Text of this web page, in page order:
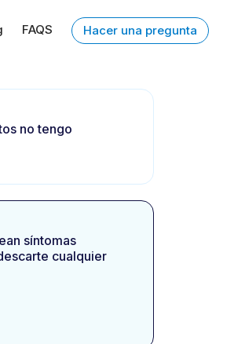
FAQS Hacer una pregunta
no tengo
síntomas
cualquier